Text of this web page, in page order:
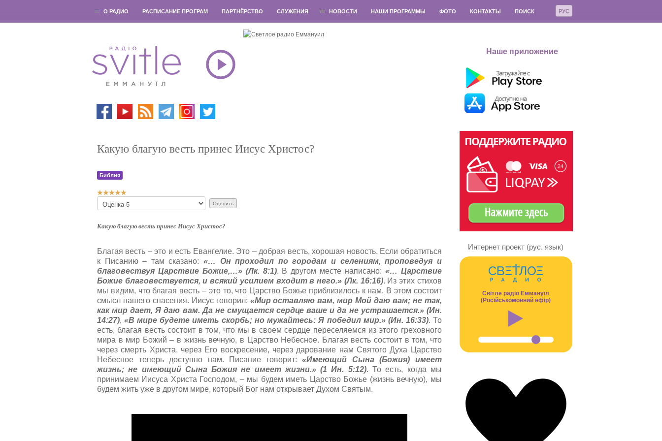
РУС
О РАДИО РАСПИСАНИЕ ПРОГРАМ ПАРТНЁРСТВО СЛУЖЕНИЯ НОВОСТИ НАШИ ПРОГРАММЫ ФОТО КОНТАКТЫ ПОИСК
Наше приложение
Какую благую весть принес Иисус Христос?
Библия
Р
й
и
г
:
5
/
5
П
о
а
й
с
т
а
,
о
ц
е
н
и
т
е
Какую благую весть принес Иисус Христос?
Благая весть – это и есть Евангелие. Это – добрая весть, хорошая новость. Если обратиться
к Писанию – там сказано: «… Он проходил по городам и селениям, проповедуя и
благовествуя Царствие Божие,…» (Лк. 8:1). В другом месте написано: «… Царствие
Божие благовествуется, и всякий усилием входит в него.» (Лк. 16:16). Из этих стихов
мы видим, что благая весть – это то, что Царство Божье приблизилось к нам. В этом состоит
смысл нашего спасения. Иисус говорил: «Мир оставляю вам, мир Мой даю вам; не так,
как мир дает, Я даю вам. Да не смущается сердце ваше и да не устрашается.» (Ин.
14:27),«В мире будете иметь скорбь; но мужайтесь: Я победил мир.» (Ин. 16:33). То
есть, благая весть состоит в том, что мы в своем сердце переселяемся из этого греховного
мира в мир Божий – в жизнь вечную, в Царство Небесное. Благая весть состоит в том, что
через смерть Христа, через Его воскресение, через дарование нам Святого Духа Царство
Небесное теперь доступно нам. Писание говорит:«Имеющий Сына (Божия) имеет
жизнь; не имеющий Сына Божия не имеет жизни.» (1 Ин. 5:12). То есть, когда мы
принимаем Иисуса Христа Господом, – мы будем иметь Царство Божье (жизнь вечную), мы
будем жить уже в другом мире, который Бог нам открывает Духом Святым.
Интернет проект (рус. язык)
Світле радіо Еммануїл
(Російськомовний ефір)